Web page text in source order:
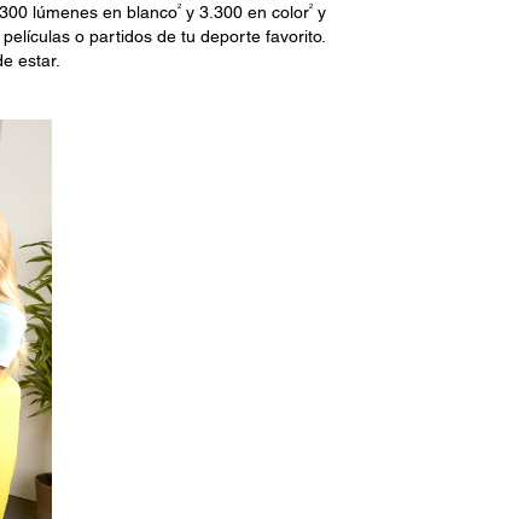
lúmenes en blanco2 y 3.300 en color2
y
o partidos de tu deporte favorito.
estar.